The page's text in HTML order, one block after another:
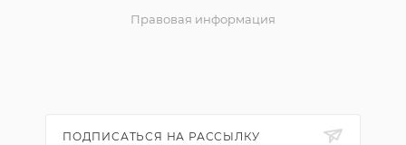
Правовая информация
ПОДПИСАТЬСЯ НА РАССЫЛКУ